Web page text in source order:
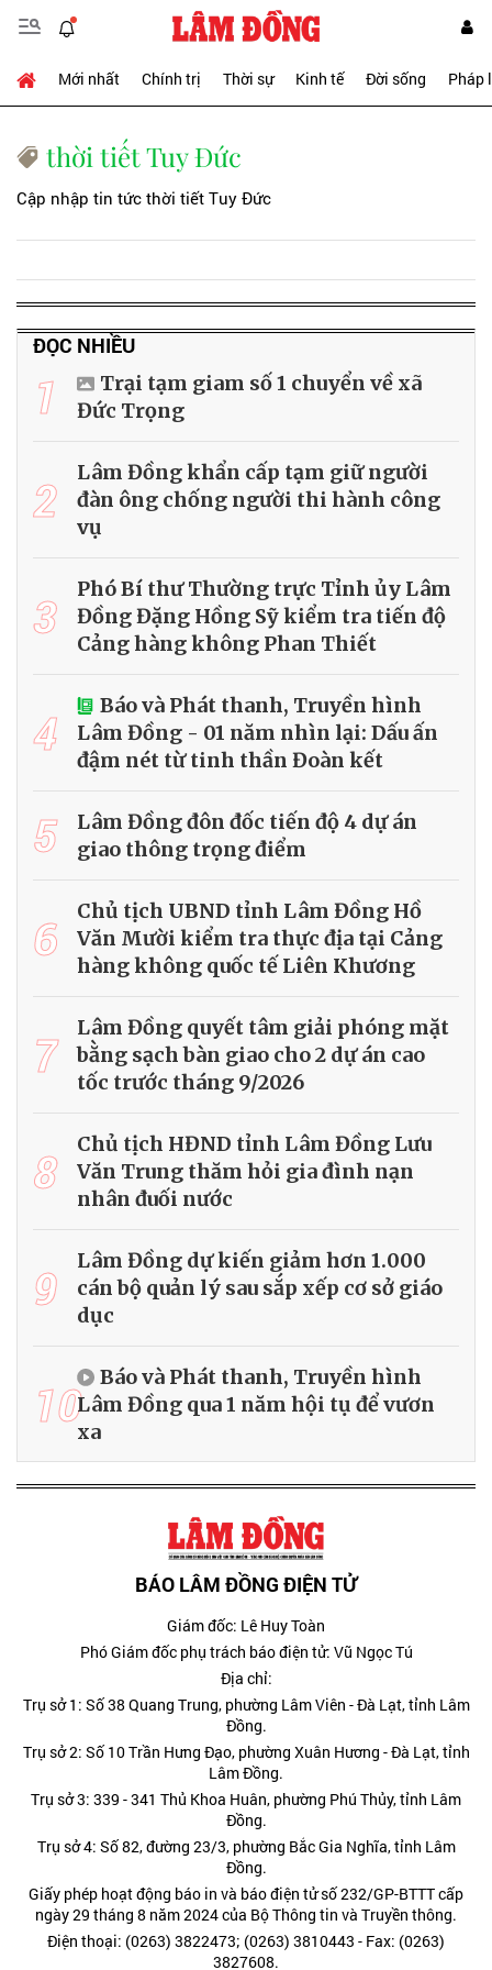
Mới nhất Chính trị Thời sự Kinh tế Đời sống Pháp
thời tiết Tuy Đức
Cập nhập tin tức thời tiết Tuy Đức
ĐỌC NHIỀU
1
Trại tạm giam số 1 chuyển về xã
Đức Trọng
2
Lâm Đồng khẩn cấp tạm giữ người
đàn ông chống người thi hành công
vụ
3
Phó Bí thư Thường trực Tỉnh ủy Lâm
Đồng Đặng Hồng Sỹ kiểm tra tiến độ
Cảng hàng không Phan Thiết
4
Báo và Phát thanh, Truyền hình
Lâm Đồng - 01 năm nhìn lại: Dấu ấn
đậm nét từ tinh thần Đoàn kết
5
Lâm Đồng đôn đốc tiến độ 4 dự án
giao thông trọng điểm
6
Chủ tịch UBND tỉnh Lâm Đồng Hồ
Văn Mười kiểm tra thực địa tại Cảng
hàng không quốc tế Liên Khương
7
Lâm Đồng quyết tâm giải phóng mặt
bằng sạch bàn giao cho 2 dự án cao
tốc trước tháng 9/2026
8
Chủ tịch HĐND tỉnh Lâm Đồng Lưu
Văn Trung thăm hỏi gia đình nạn
nhân đuối nước
9
Lâm Đồng dự kiến giảm hơn 1.000
cán bộ quản lý sau sắp xếp cơ sở giáo
dục
10
Báo và Phát thanh, Truyền hình
Lâm Đồng qua 1 năm hội tụ để vươn
xa
BÁO LÂM ĐỒNG ĐIỆN TỬ
Giám đốc: Lê Huy Toàn
Phó Giám đốc phụ trách báo điện tử: Vũ Ngọc Tú
Địa chỉ:
Trụ sở 1: Số 38 Quang Trung, phường Lâm Viên - Đà Lạt, tỉnh Lâm
Đồng.
Trụ sở 2: Số 10 Trần Hưng Đạo, phường Xuân Hương - Đà Lạt, tỉnh
Lâm Đồng.
Trụ sở 3: 339 - 341 Thủ Khoa Huân, phường Phú Thủy, tỉnh Lâm
Đồng.
Trụ sở 4: Số 82, đường 23/3, phường Bắc Gia Nghĩa, tỉnh Lâm
Đồng.
Giấy phép hoạt động báo in và báo điện tử số 232/GP-BTTT cấp
ngày 29 tháng 8 năm 2024 của Bộ Thông tin và Truyền thông.
Điện thoại: (0263) 3822473; (0263) 3810443 - Fax: (0263)
3827608.